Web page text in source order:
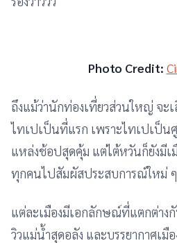
Photo Credit:
ถึงแม้ว่านักท่องเที่ยวส่วนใหญ่ จะ
ไทเปเป็นที่แรก เพราะไทเปเป็น
แหล่งช้อปสุดคุ้ม แต่ไต้หวันก็ยังมีเ
ทุกคนไปสัมผัสประสบการณ์ใหม่
แต่ละเมืองมีเอกลักษณ์ที่แตกต่างกั
วิวแม่น้ำสุดอลัง และบรรยากาศเมื